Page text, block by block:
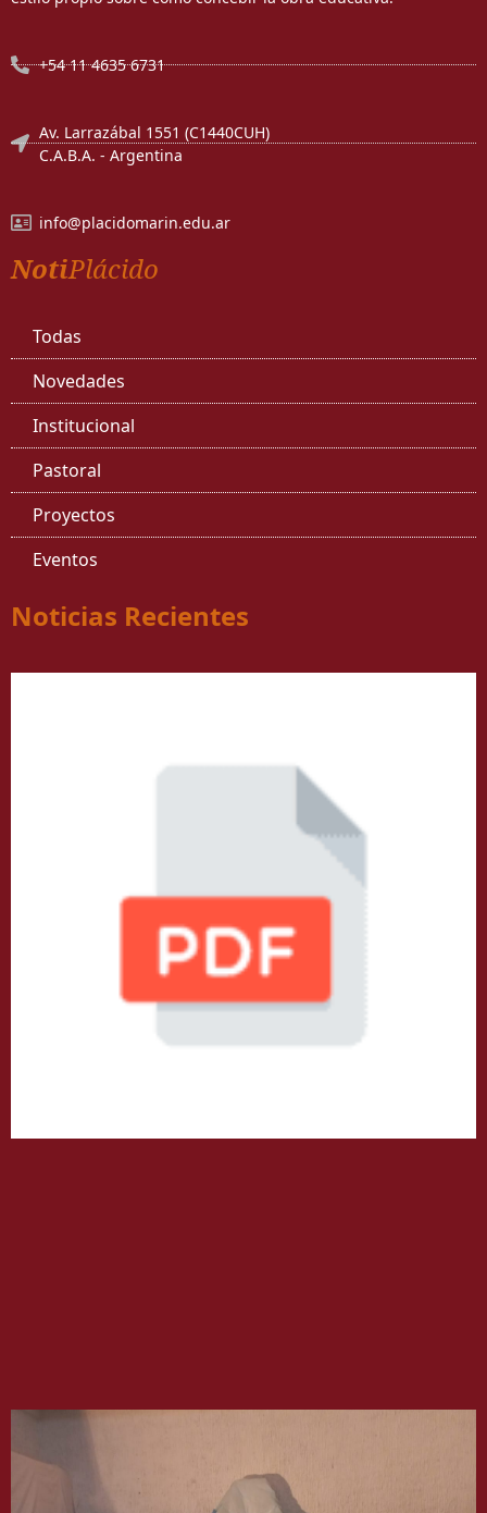
+54 11 4635 6731
Av. Larrazábal 1551 (C1440CUH)
C.A.B.A. - Argentina
info@placidomarin.edu.ar
NotiPlácido
Todas
Novedades
Institucional
Pastoral
Proyectos
Eventos
Noticias Recientes